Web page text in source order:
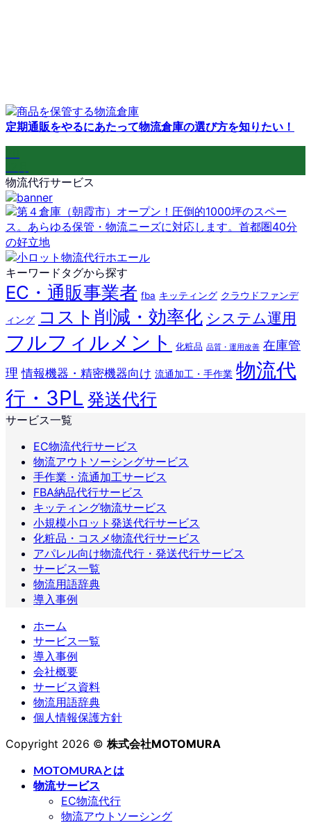
定期通販をやるにあたって物流倉庫の選び方を知りたい！
物流代行サービス
キーワードタグから探す
EC・通販事業者 fba キッティング クラウドファンデ
ィング コスト削減・効率化 システム運用
フルフィルメント 化粧品 品質・運用改善 在庫管
理 情報機器・精密機器向け 流通加工・手作業 物流代
行・3PL 発送代行
サービス一覧
EC物流代行サービス
物流アウトソーシングサービス
手作業・流通加工サービス
FBA納品代行サービス
キッティング物流サービス
小規模小ロット発送代行サービス
化粧品・コスメ物流代行サービス
アパレル向け物流代行・発送代行サービス
サービス一覧
物流用語辞典
導入事例
ホーム
サービス一覧
導入事例
会社概要
サービス資料
物流用語辞典
個人情報保護方針
Copyright 2026 © 株式会社MOTOMURA
MOTOMURAとは
物流サービス
EC物流代行
物流アウトソーシング